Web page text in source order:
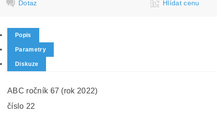
Dotaz Hlídat cenu
Popis
Parametry
Diskuze
ABC ročník 67 (rok 2022)
číslo 22